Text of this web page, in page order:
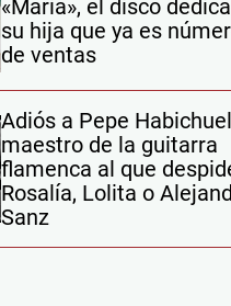
«María», el disco
su hija que ya es
de ventas
Adiós a Pepe
maestro de la guitarra
flamenca al que
Rosalía, Lolita o
Sanz